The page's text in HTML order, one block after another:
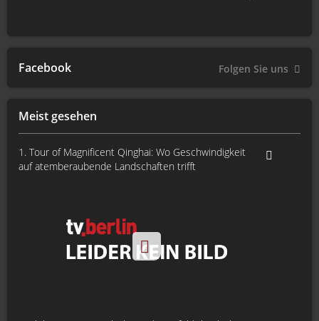
Meist gesehen
1. Tour of Magnificent Qinghai: Wo Geschwindigkeit
auf atemberaubende Landschaften trifft
Facebook Folgen Sie uns